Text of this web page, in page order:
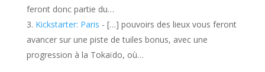
feront donc partie du…
Kickstarter: Paris - […] pouvoirs des lieux vous feront
avancer sur une piste de tuiles bonus, avec une
progression à la Tokaïdo, où…